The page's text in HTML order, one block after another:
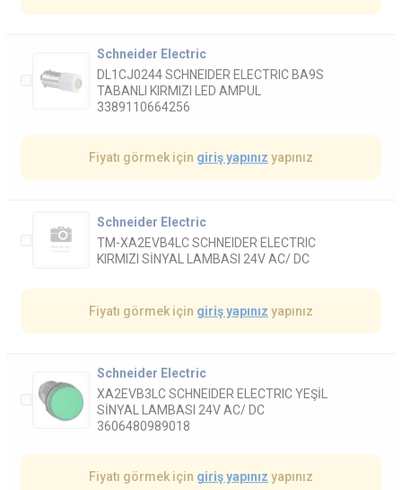
Schneider Electric
DL1CJ0244 SCHNEIDER ELECTRIC BA9S
TABANLI KIRMIZI LED AMPUL
3389110664256
Fiyatı görmek için giriş yapınız yapınız
Schneider Electric
TM-XA2EVB4LC SCHNEIDER ELECTRIC
KIRMIZI SİNYAL LAMBASI 24V AC/ DC
Fiyatı görmek için giriş yapınız yapınız
Schneider Electric
XA2EVB3LC SCHNEIDER ELECTRIC YEŞİL
SİNYAL LAMBASI 24V AC/ DC
3606480989018
Fiyatı görmek için giriş yapınız yapınız